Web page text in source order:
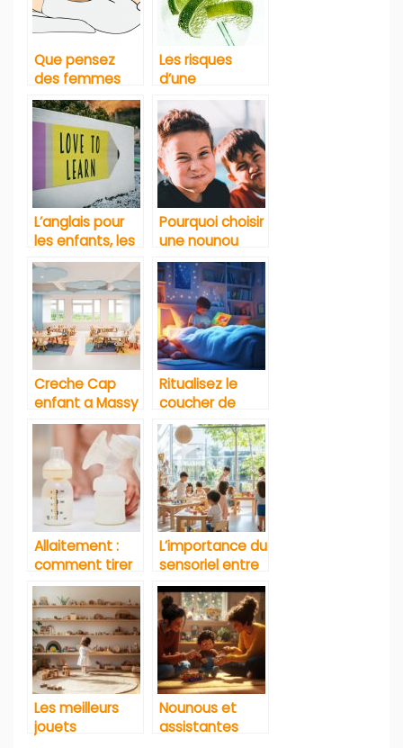
Que pensez
des femmes
qui allaitent
leurs enfants
jusqu’à un
certain age?
Les risques
d’une
consommation
régulière de
boissons
gazeuses chez
l’enfant
L’anglais pour
les enfants, les
parents
peuvent s’y
mettre
Pourquoi choisir
une nounou
pour s’occuper
de vos enfants
?
Creche Cap
enfant a Massy
: Comment
obtenir une
place ?
Ritualisez le
coucher de
votre enfant
avec les
histoires pour
dormir
Allaitement :
comment tirer
et bien
conserver le lait
maternel
L’importance du
sensoriel entre
3 et 6 ans
Les meilleurs
jouets
Nounous et
assistantes